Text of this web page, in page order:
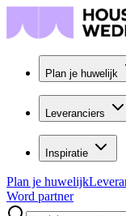
Plan je huwelijk
Leveranciers
Inspiratie
Plan je huwelijk
Word partner